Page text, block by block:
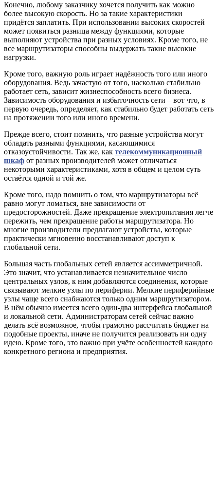
Конечно, любому заказчику хочется получить как можно
более высокую скорость. Но за такие характеристики
придётся заплатить. При использовании высоких скоростей
может появиться разница между функциями, которые
выполняют устройства при разных условиях. Кроме того, не
все маршрутизаторы способны выдержать такие высокие
нагрузки.
Кроме того, важную роль играет надёжность того или иного
оборудования. Ведь зачастую от того, насколько стабильно
работает сеть, зависит жизнеспособность всего бизнеса.
Зависимость оборудования и избыточность сети – вот что, в
первую очередь, определяет, как стабильно будет работать сеть
на протяжении того или иного времени.
Прежде всего, стоит помнить, что разные устройства могут
обладать разными функциями, касающимися
отказоустойчивости. Так же, как телекоммуникационный
шкаф от разных производителей может отличаться
некоторыми характеристиками, хотя в общем и целом суть
остаётся одной и той же.
Кроме того, надо помнить о том, что маршрутизаторы всё
равно могут ломаться, вне зависимости от
предосторожностей. Даже прекращение электропитания легче
пережить, чем прекращение работы маршрутизатора. Но
многие производители предлагают устройства, которые
практически мгновенно восстанавливают доступ к
глобальной сети.
Большая часть глобальных сетей является ассимметричной.
Это значит, что устанавливается незначительное число
центральных узлов, к ним добавляются соединения, которые
связывают мелкие узлы по периферии. Мелкие периферийные
узлы чаще всего снабжаются только одним маршрутизатором.
В нём обычно имеется всего один-два интерфейса глобальной
и локальной сети. Администраторам сетей сейчас важно
делать всё возможное, чтобы грамотно рассчитать бюджет на
подобные проекты, иначе не получится реализовать ни одну
идею. Кроме того, это важно при учёте особенностей каждого
конкретного региона и предприятия.